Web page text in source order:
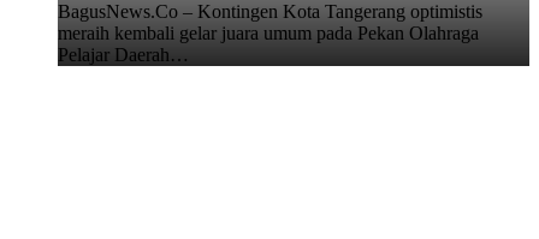
BagusNews.Co – Kontingen Kota Tangerang optimistis
meraih kembali gelar juara umum pada Pekan Olahraga
Pelajar Daerah…